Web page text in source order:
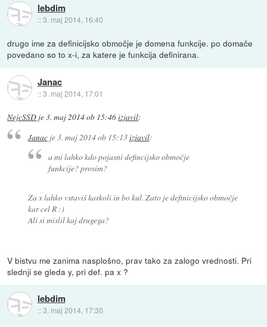
lebdim
::3. maj 2014, 16:40
drugo ime za definicijsko območje je domena funkcije. po domače
povedano so to x-i, za katere je funkcija definirana.
Janac
::3. maj 2014, 17:01
NejcSSD je3. maj 2014 ob 15:46izjavil:
Janacje3. maj 2014 ob 15:13izjavil:
a mi lahko kdo pojasni defincijsko območje
funkcije? prosim?
Za x lahko vstaviš karkoli in bo kul. Zato je definicijsko območje
kar cel R :)
Ali si mislil kaj drugega?
V bistvu me zanima nasplošno, prav tako za zalogo vrednosti. Pri
slednji se gleda y, pri def. pa x ?
lebdim
::3. maj 2014, 17:30